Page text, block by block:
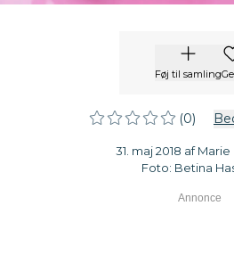
Føj til samling
(0)
31. maj 2018 af
Foto: Betina